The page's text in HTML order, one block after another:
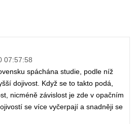
07:57:58
spáchána studie, podle níž
dojivost. Když se to takto podá,
nicméně závislost je zde v opačním
se více vyčerpají a snadněji se